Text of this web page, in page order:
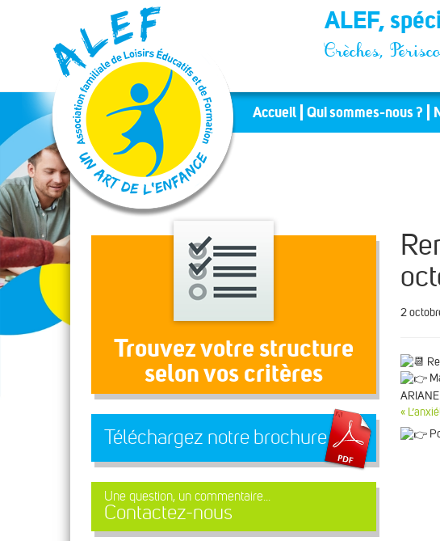
Panneau de gestion des cookies ALEF,
Crèches,
Accueil Qui sommes-nous ?
Trouvez votre structure
selon vos critères
Téléchargez notre brochure
Une question, un commentaire...
Contactez-nous
2
«